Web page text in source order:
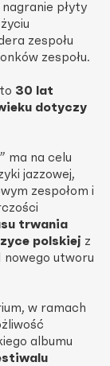
płyty
zespołu
zespołu.
30 lat
dotyczy
ma na celu
jazzowej,
zespołom i
trwania
polskiej z
nowego utworu
w ramach
albumu